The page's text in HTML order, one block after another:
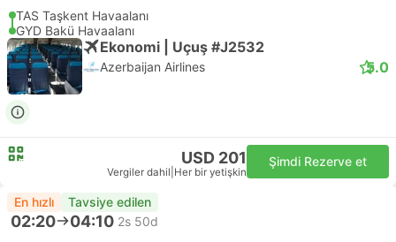
TAS Taşkent Havaalanı
GYD Bakü Havaalanı
Ekonomi | Uçuş #J2532
Azerbaijan Airlines 5.0
USD 201
Vergiler dahil Her bir yetişkin
Şimdi Rezerve et
En hızlı Tavsiye edilen
02:20 04:10 2s 50d